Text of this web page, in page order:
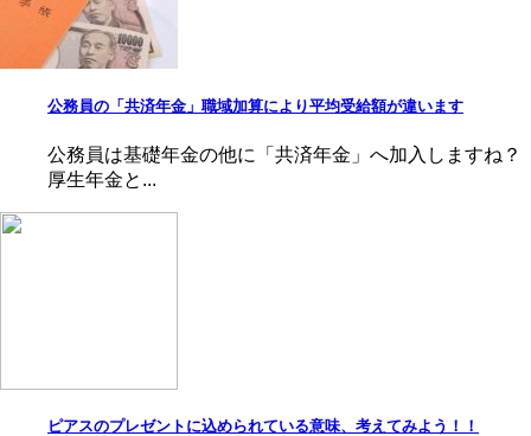
公務員の「共済年金」職域加算により平均受給額が違います
公務員は基礎年金の他に「共済年金」へ加入しますね？
厚生年金と...
ピアスのプレゼントに込められている意味、考えてみよう！！